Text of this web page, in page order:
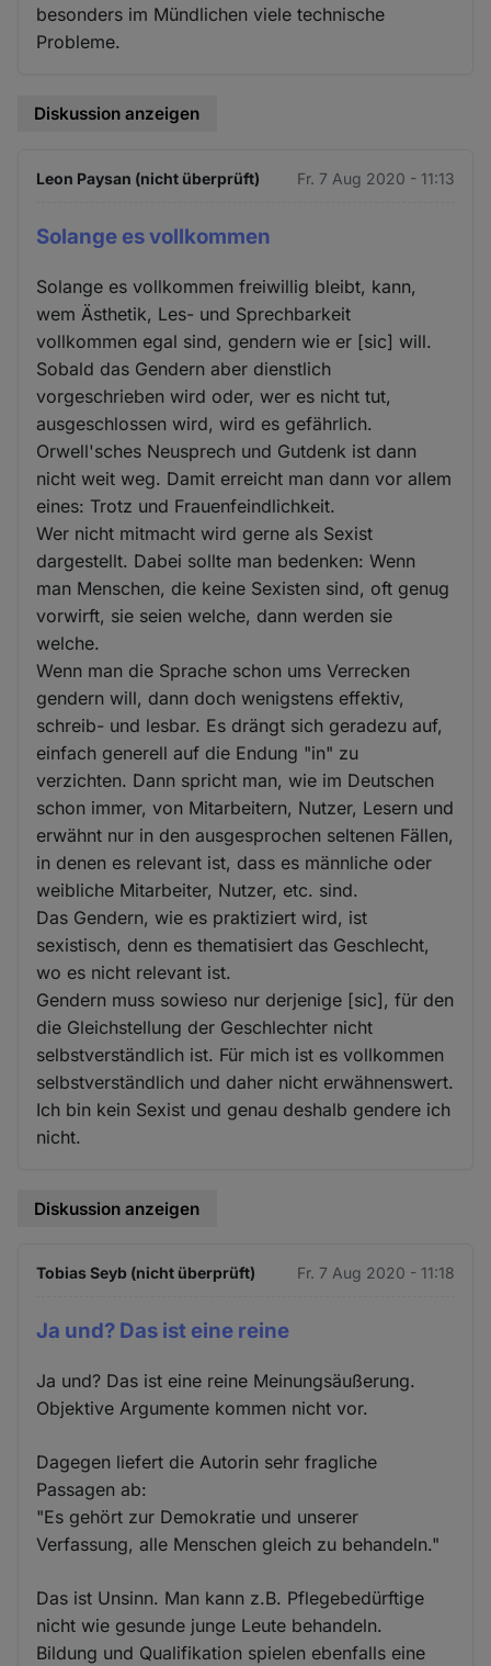
besonders im Mündlichen viele technische
Probleme.
Diskussion anzeigen
Leon Paysan (nicht überprüft) Fr. 7 Aug 2020 - 11:13
Solange es vollkommen
Solange es vollkommen freiwillig bleibt, kann,
wem Ästhetik, Les- und Sprechbarkeit
vollkommen egal sind, gendern wie er [sic] will.
Sobald das Gendern aber dienstlich
vorgeschrieben wird oder, wer es nicht tut,
ausgeschlossen wird, wird es gefährlich.
Orwell'sches Neusprech und Gutdenk ist dann
nicht weit weg. Damit erreicht man dann vor allem
eines: Trotz und Frauenfeindlichkeit.
Wer nicht mitmacht wird gerne als Sexist
dargestellt. Dabei sollte man bedenken: Wenn
man Menschen, die keine Sexisten sind, oft genug
vorwirft, sie seien welche, dann werden sie
welche.
Wenn man die Sprache schon ums Verrecken
gendern will, dann doch wenigstens effektiv,
schreib- und lesbar. Es drängt sich geradezu auf,
einfach generell auf die Endung "in" zu
verzichten. Dann spricht man, wie im Deutschen
schon immer, von Mitarbeitern, Nutzer, Lesern und
erwähnt nur in den ausgesprochen seltenen Fällen,
in denen es relevant ist, dass es männliche oder
weibliche Mitarbeiter, Nutzer, etc. sind.
Das Gendern, wie es praktiziert wird, ist
sexistisch, denn es thematisiert das Geschlecht,
wo es nicht relevant ist.
Gendern muss sowieso nur derjenige [sic], für den
die Gleichstellung der Geschlechter nicht
selbstverständlich ist. Für mich ist es vollkommen
selbstverständlich und daher nicht erwähnenswert.
Ich bin kein Sexist und genau deshalb gendere ich
nicht.
Diskussion anzeigen
Tobias Seyb (nicht überprüft) Fr. 7 Aug 2020 - 11:18
Ja und? Das ist eine reine
Ja und? Das ist eine reine Meinungsäußerung.
Objektive Argumente kommen nicht vor.
Dagegen liefert die Autorin sehr fragliche
Passagen ab:
"Es gehört zur Demokratie und unserer
Verfassung, alle Menschen gleich zu behandeln."
Das ist Unsinn. Man kann z.B. Pflegebedürftige
nicht wie gesunde junge Leute behandeln.
Bildung und Qualifikation spielen ebenfalls eine